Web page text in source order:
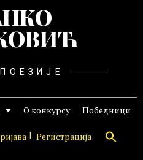
О конкурсу Победници
Регистрација